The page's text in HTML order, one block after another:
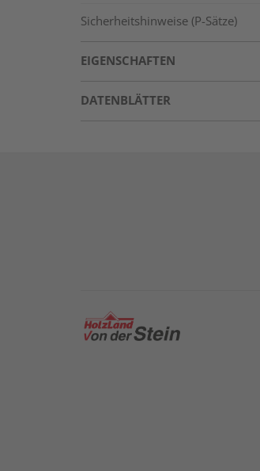
Sicherheitshinweise (P-Sätze)
EIGENSCHAFTEN
DATENBLÄTTER